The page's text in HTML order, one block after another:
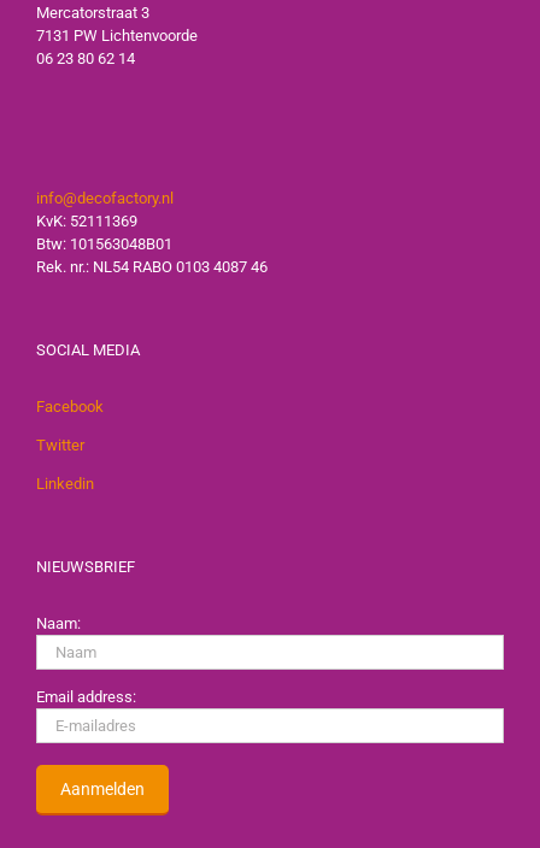
Mercatorstraat 3
7131 PW Lichtenvoorde
06 23 80 62 14
info@decofactory.nl
KvK: 52111369
Btw: 101563048B01
Rek. nr.: NL54 RABO 0103 4087 46
SOCIAL MEDIA
Facebook
Twitter
Linkedin
NIEUWSBRIEF
Naam:
Email address: